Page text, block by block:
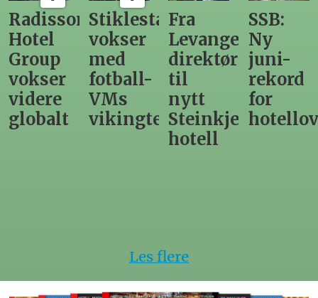
Stiklestad
vokser
med
fotball-
VMs
vikingtematikk
Fra
Levanger-
direktør
til
nytt
Steinkjer-
SSB:
Ny
juni-
rekord
for
Elendig
gir
utslag
for
Les flere